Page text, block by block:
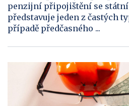
penzijní připojištění se
představuje jeden z častých
případě předčasného ...